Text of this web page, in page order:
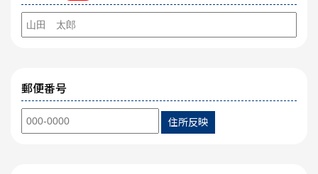
郵便番号
住所反映